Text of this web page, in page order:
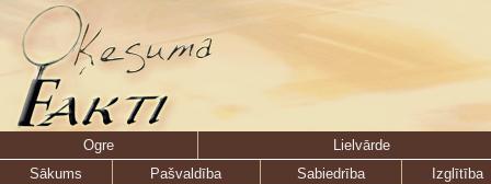
Ogre
Lielvārde
Sākums
Pašvaldība Sabiedrība
Izglītība